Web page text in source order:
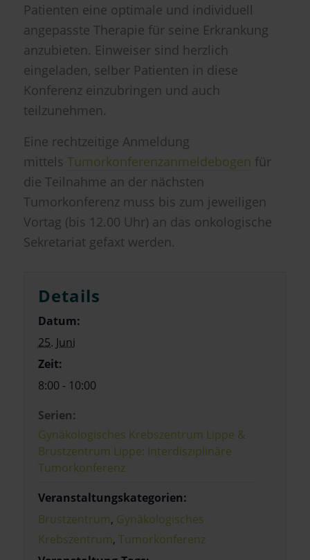
Patienten eine optimale und individuell
angepasste Therapie für seine Erkrankung
anzubieten. Einweiser sind herzlich
eingeladen, selber Patienten in diese
Konferenz einzubringen und auch
teilzunehmen.
Eine rechtzeitige Anmeldung
mittels Tumorkonferenzanmeldebogen für
die Teilnahme an der nächsten
Tumorkonferenz muss bis zum jeweiligen
Vortag (bis 12.00 Uhr) an das onkologische
Sekretariat gefaxt werden.
Details
Datum:
25. Juni
Zeit:
8:00 - 10:00
Serien:
Gynäkologisches Krebszentrum Lippe &
Brustzentrum Lippe: Interdisziplinäre
Tumorkonferenz
Veranstaltungskategorien:
Brustzentrum, Gynäkologisches
Krebszentrum, Tumorkonferenz